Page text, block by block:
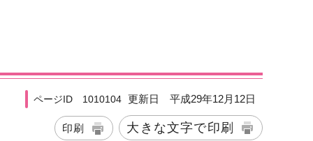
ページID 1010104 更新日 平成29年12月12日
印刷 大きな文字で印刷